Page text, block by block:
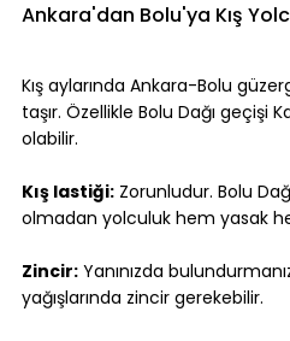
Ankara'dan Bolu'ya Kış
Kış aylarında Ankara-Bolu
taşır. Özellikle Bolu Dağı geçişi
olabilir.
Kış lastiği: Zorunludur. Bolu
olmadan yolculuk hem yasak
Zincir: Yanınızda
yağışlarında zincir gerekebilir.